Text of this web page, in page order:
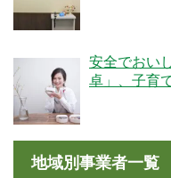
安全でおい
卓」、子育
地域別事業者一覧